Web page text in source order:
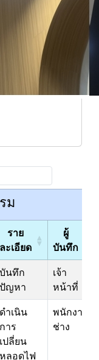
ม
ราย
ละเอียด
ผู้
บันทึก
บันทึก
ปัญหา
เจ้า
หน้าที่
ดำเนิน
การ
เปลี่ยน
หลอดไฟ
พนักงาน
ช่าง